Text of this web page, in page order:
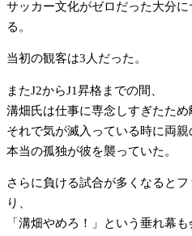
サッカー文化がゼロだった大分
る。
当初の観客は3人だった。
またJ2からJ1昇格までの間、
溝畑氏は仕事に専念しすぎたため
それで気が滅入っている時に両親
本当の孤独が彼を襲っていた。
さらに負ける試合が多くなると
り、
「溝畑やめろ！」という垂れ幕